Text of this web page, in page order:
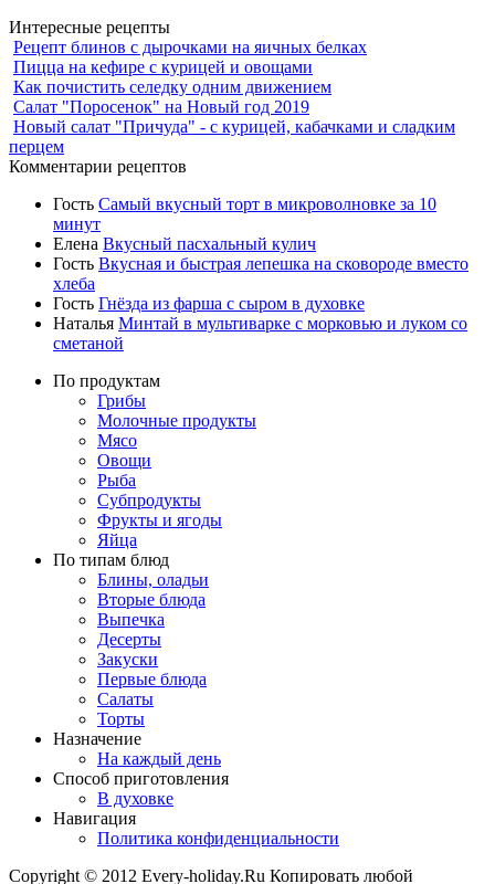
Интересные рецепты
Рецепт блинов с дырочками на яичных белках
Пицца на кефире с курицей и овощами
Как почистить селедку одним движением
Салат "Поросенок" на Новый год 2019
Новый салат "Причуда" - с курицей, кабачками и сладким
перцем
Комментарии рецептов
Гость Самый вкусный торт в микроволновке за 10
минут
Елена Вкусный пасхальный кулич
Гость Вкусная и быстрая лепешка на сковороде вместо
хлеба
Гость Гнёзда из фарша с сыром в духовке
Наталья Минтай в мультиварке с морковью и луком со
сметаной
По продуктам
Грибы
Молочные продукты
Мясо
Овощи
Рыба
Субпродукты
Фрукты и ягоды
Яйца
По типам блюд
Блины, оладьи
Вторые блюда
Выпечка
Десерты
Закуски
Первые блюда
Салаты
Торты
Назначение
На каждый день
Способ приготовления
В духовке
Навигация
Политика конфиденциальности
Copyright © 2012 Every-holiday.Ru Копировать любой